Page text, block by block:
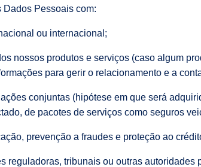
Dados Pessoais com:
ou internacional;
nossos produtos e serviços (caso algum
para gerir o relacionamento e a
conjuntas (hipótese em que será
de pacotes de serviços como seguros
prevenção a fraudes e proteção ao
reguladoras, tribunais ou outras autoridades